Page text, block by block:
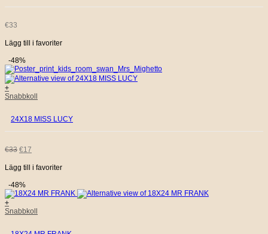
€33
Lägg till i favoriter
-48%
+
Snabbkoll
24X18 MISS LUCY
€33 DET
URSPRUNGLIGA
PRISET
VAR:
€17
NUVARANDE
PRISET
ÄR:
Lägg till i favoriter
-48%
+
Snabbkoll